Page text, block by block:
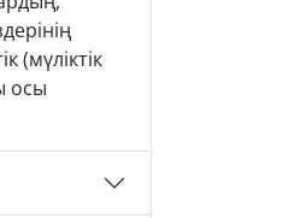
(мүліктік
осы